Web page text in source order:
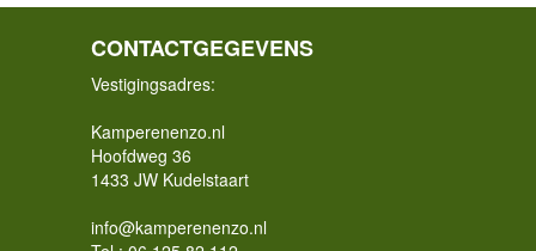
CONTACTGEGEVENS
Vestigingsadres:
Kamperenenzo.nl
Hoofdweg 36
1433 JW Kudelstaart
info@kamperenenzo.nl